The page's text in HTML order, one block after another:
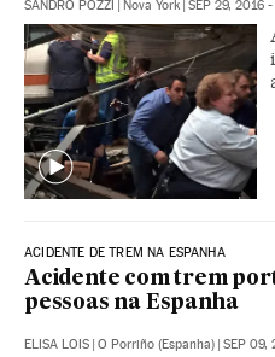
SANDRO POZZI | Nova York | SEP 29, 2016
ACIDENTE DE TREM NA ESPANHA
Acidente com trem
pessoas na Espanha
ELISA LOIS | O Porriño (Espanha) | SEP 09,